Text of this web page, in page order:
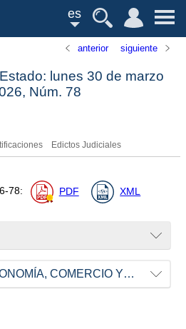
es
anterior siguiente
lunes 30 de marzo
Núm. 78
Edictos Judiciales
78: PDF XML
MINISTERIO DE ECONOMÍA, COMERCIO Y EMPRESA